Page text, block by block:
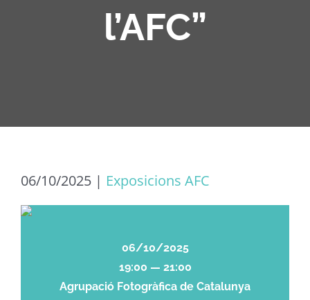
l’AFC”
06/10/2025 | Exposicions AFC
06/10/2025
19:00 — 21:00
Agrupació Fotogràfica de Catalunya